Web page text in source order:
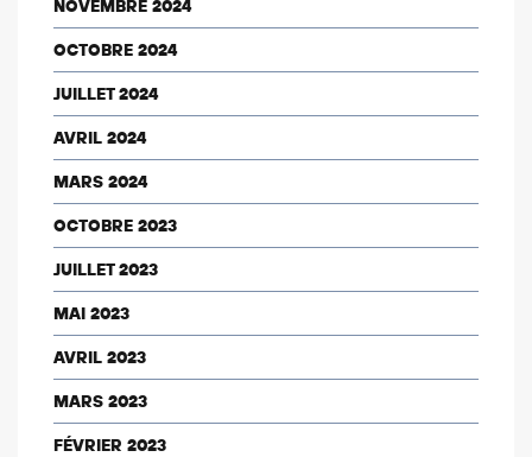
NOVEMBRE 2024
OCTOBRE 2024
JUILLET 2024
AVRIL 2024
MARS 2024
OCTOBRE 2023
JUILLET 2023
MAI 2023
AVRIL 2023
MARS 2023
FÉVRIER 2023